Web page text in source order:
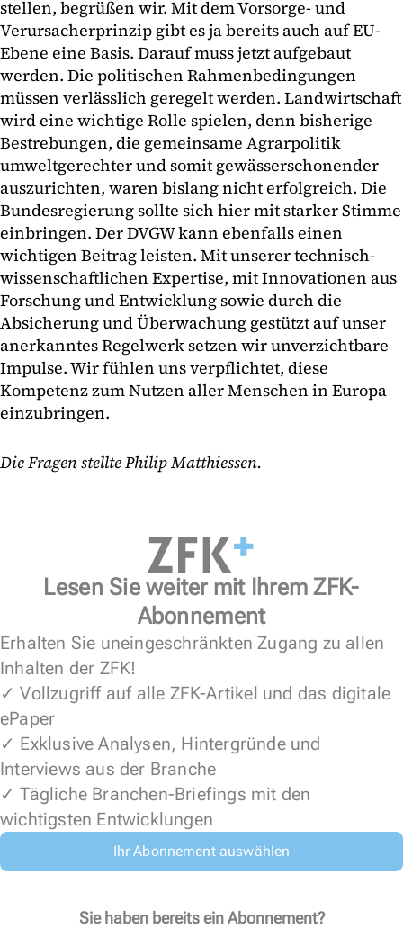
stellen, begrüßen wir. Mit dem Vorsorge- und
Verursacherprinzip gibt es ja bereits auch auf EU-
Ebene eine Basis. Darauf muss jetzt aufgebaut
werden. Die politischen Rahmenbedingungen
müssen verlässlich geregelt werden. Landwirtschaft
wird eine wichtige Rolle spielen, denn bisherige
Bestrebungen, die gemeinsame Agrarpolitik
umweltgerechter und somit gewässerschonender
auszurichten, waren bislang nicht erfolgreich. Die
Bundesregierung sollte sich hier mit starker Stimme
einbringen. Der DVGW kann ebenfalls einen
wichtigen Beitrag leisten. Mit unserer technisch-
wissenschaftlichen Expertise, mit Innovationen aus
Forschung und Entwicklung sowie durch die
Absicherung und Überwachung gestützt auf unser
anerkanntes Regelwerk setzen wir unverzichtbare
Impulse. Wir fühlen uns verpflichtet, diese
Kompetenz zum Nutzen aller Menschen in Europa
einzubringen.
Die Fragen stellte Philip Matthiessen.
Lesen Sie weiter mit Ihrem ZFK-
Abonnement
Erhalten Sie uneingeschränkten Zugang zu allen
Inhalten der ZFK!
✓ Vollzugriff auf alle ZFK-Artikel und das digitale
ePaper
✓ Exklusive Analysen, Hintergründe und
Interviews aus der Branche
✓ Tägliche Branchen-Briefings mit den
wichtigsten Entwicklungen
Ihr Abonnement auswählen
Sie haben bereits ein Abonnement?